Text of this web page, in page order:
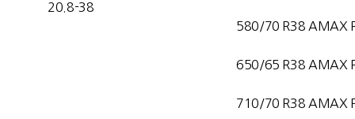
20.8-38
580/70 R38 AMAX
650/65 R38 AMAX
710/70 R38 AMAX